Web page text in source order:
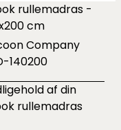
rullemadras -
cm
Company
140200
af din
rullemadras